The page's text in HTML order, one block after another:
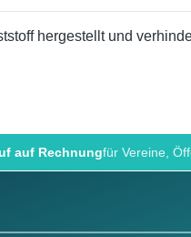
hergestellt und
auf Rechnungfür Vereine,